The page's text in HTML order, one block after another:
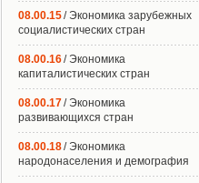
08.00.15/ Экономика зарубежных
социалистических стран
08.00.16/ Экономика
капиталистических стран
08.00.17/ Экономика
развивающихся стран
08.00.18/ Экономика
народонаселения и демография